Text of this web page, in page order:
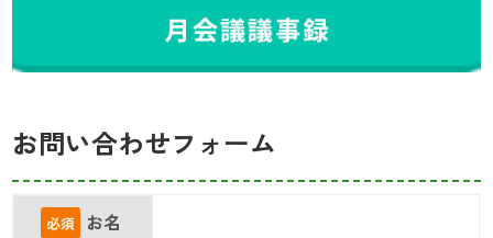
お問い合わせフォーム
必須
お名